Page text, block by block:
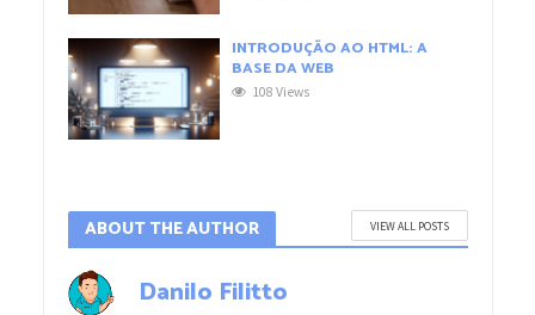
INTRODUÇÃO AO HTML: A
BASE DA WEB
108 Views
ABOUT THE AUTHOR VIEW ALL POSTS
Danilo Filitto